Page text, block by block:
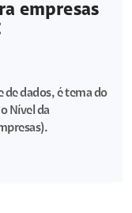
empresas
de dados, é tema do
Nível da